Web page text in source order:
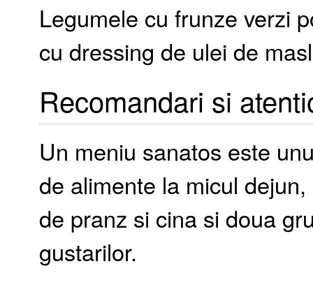
Legumele cu frunze verzi
cu dressing de ulei de
Recomandari si
Un meniu sanatos este
de alimente la micul
de pranz si cina si doua
gustarilor.